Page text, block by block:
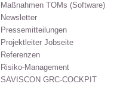
Maßnahmen TOMs (Software)
Newsletter
Pressemitteilungen
Projektleiter Jobseite
Referenzen
Risiko-Management
SAVISCON GRC-COCKPIT